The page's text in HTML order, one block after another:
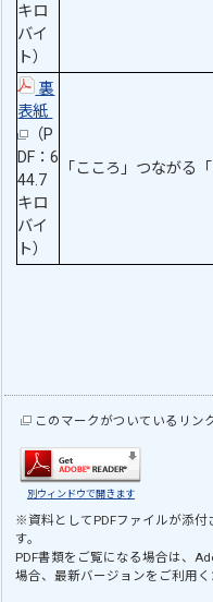
キロ
バイ
ト）
裏
表紙
（P
DF：6
44.7
キロ
バイ
ト）
「こころ」つながる
このマークがついているリン
別ウィンドウで開きます
※資料としてPDFファイルが添付
す。
PDF書類をご覧になる場合は、
場合、最新バージョンをご利用く